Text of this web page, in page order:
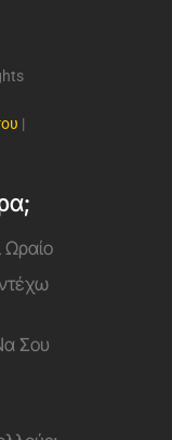
|
Ωραίο
Σου